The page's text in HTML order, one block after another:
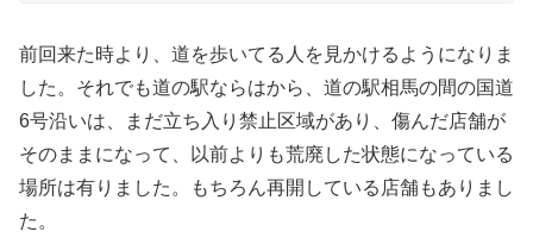
前回来た時より、道を歩いてる人を見かけるようになりま
した。それでも道の駅ならはから、道の駅相馬の間の国道
6号沿いは、まだ立ち入り禁止区域があり、傷んだ店舗が
そのままになって、以前よりも荒廃した状態になっている
場所は有りました。もちろん再開している店舗もありまし
た。